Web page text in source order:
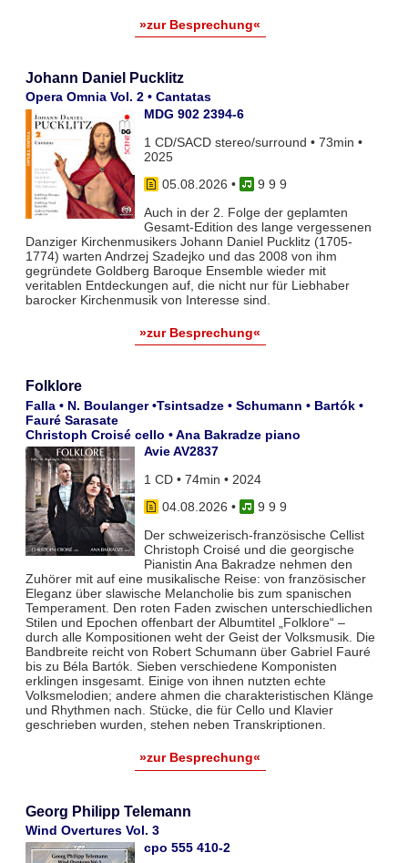
»zur Besprechung«
Johann Daniel Pucklitz
Opera Omnia Vol. 2 • Cantatas
MDG 902 2394-6
1 CD/SACD stereo/surround • 73min •
2025
05.08.2026 •
9 9 9
Auch in der 2. Folge der geplamten
Gesamt-Edition des lange vergessenen
Danziger Kirchenmusikers Johann Daniel Pucklitz (1705-
1774) warten Andrzej Szadejko und das 2008 von ihm
gegründete Goldberg Baroque Ensemble wieder mit
veritablen Entdeckungen auf, die nicht nur für Liebhaber
barocker Kirchenmusik von Interesse sind.
»zur Besprechung«
Folklore
Falla • N. Boulanger •Tsintsadze • Schumann • Bartók •
Fauré Sarasate
Christoph Croisé cello • Ana Bakradze piano
Avie AV2837
1 CD • 74min • 2024
04.08.2026 •
9 9 9
Der schweizerisch-französische Cellist
Christoph Croisé und die georgische
Pianistin Ana Bakradze nehmen den
Zuhörer mit auf eine musikalische Reise: von französischer
Eleganz über slawische Melancholie bis zum spanischen
Temperament. Den roten Faden zwischen unterschiedlichen
Stilen und Epochen offenbart der Albumtitel „Folklore“ –
durch alle Kompositionen weht der Geist der Volksmusik. Die
Bandbreite reicht von Robert Schumann über Gabriel Fauré
bis zu Béla Bartók. Sieben verschiedene Komponisten
erklingen insgesamt. Einige von ihnen nutzten echte
Volksmelodien; andere ahmen die charakteristischen Klänge
und Rhythmen nach. Stücke, die für Cello und Klavier
geschrieben wurden, stehen neben Transkriptionen.
»zur Besprechung«
Georg Philipp Telemann
Wind Overtures Vol. 3
cpo 555 410-2